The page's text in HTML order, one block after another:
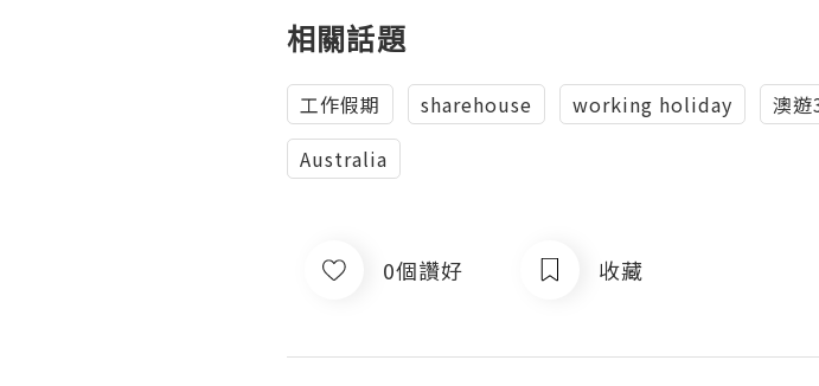
相關話題
工作假期 sharehouse working holiday 澳遊
Australia
0個讚好 收藏